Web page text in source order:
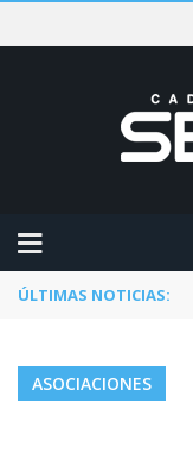
ÚLTIMAS NOTICIAS:
ASOCIACIONES